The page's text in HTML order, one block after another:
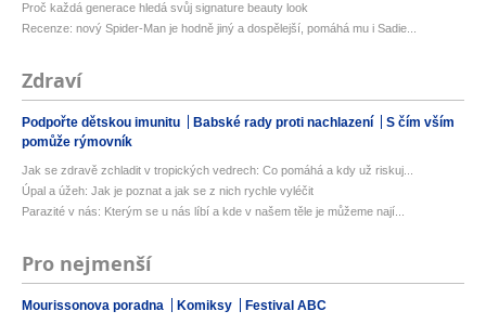
Proč každá generace hledá svůj signature beauty look
Recenze: nový Spider-Man je hodně jiný a dospělejší, pomáhá mu i Sadie...
Zdraví
Podpořte dětskou imunitu Babské rady proti nachlazení
S čím vším
pomůže rýmovník
Jak se zdravě zchladit v tropických vedrech: Co pomáhá a kdy už riskuj...
Úpal a úžeh: Jak je poznat a jak se z nich rychle vyléčit
Parazité v nás: Kterým se u nás líbí a kde v našem těle je můžeme nají...
Pro nejmenší
Mourissonova poradna Komiksy Festival ABC